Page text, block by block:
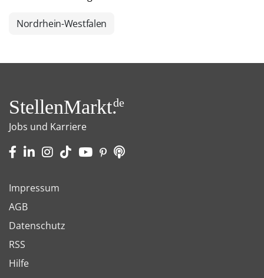
Nordrhein-Westfalen
StellenMarkt.de
Jobs und Karriere
Impressum
AGB
Datenschutz
RSS
Hilfe